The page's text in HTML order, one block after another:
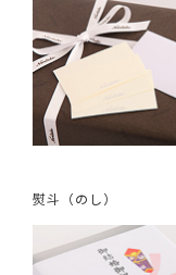
熨斗（のし）